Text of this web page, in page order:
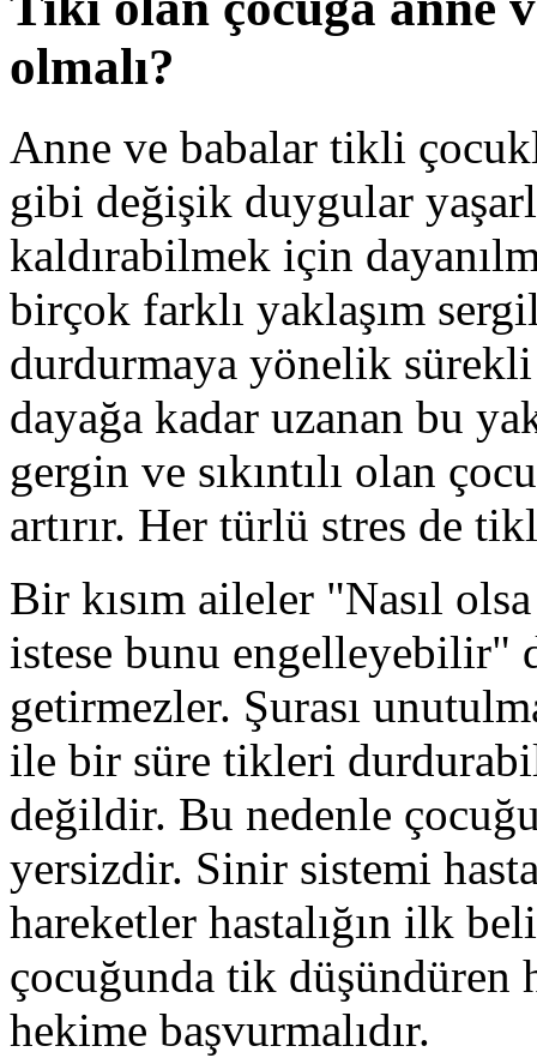
olmalı?
Anne ve babalar tikli
gibi değişik duygular
kaldırabilmek için
birçok farklı yaklaşım
durdurmaya yönelik
dayağa kadar uzanan bu
gergin ve sıkıntılı olan
artırır. Her türlü stres de
Bir kısım aileler "Nasıl
istese bunu engelleyebilir"
getirmezler. Şurası
ile bir süre tikleri
değildir. Bu nedenle
yersizdir. Sinir sistemi
hareketler hastalığın ilk
çocuğunda tik düşündüren
hekime başvurmalıdır.